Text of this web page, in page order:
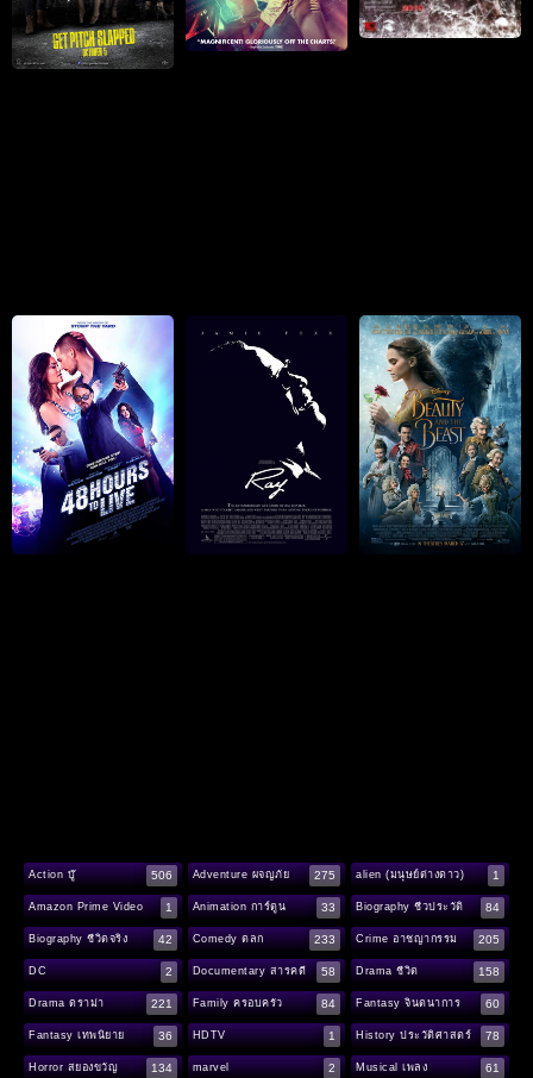
Action บู๊ 506 Adventure ผจญภัย 275 alien (มนุษย์ต่างดาว) 1
Amazon Prime Video 1 Animation การ์ตูน 33 Biography ชีวประวัติ 84
Biography ชีวิตจริง 42 Comedy ตลก 233 Crime อาชญากรรม 205
DC 2 Documentary สารคดี 58 Drama ชีวิต 158
Drama ดราม่า 221 Family ครอบครัว 84 Fantasy จินตนาการ 60
Fantasy เทพนิยาย 36 HDTV 1 History ประวัติศาสตร์ 78
Horror สยองขวัญ 134 marvel 2 Musical เพลง 61